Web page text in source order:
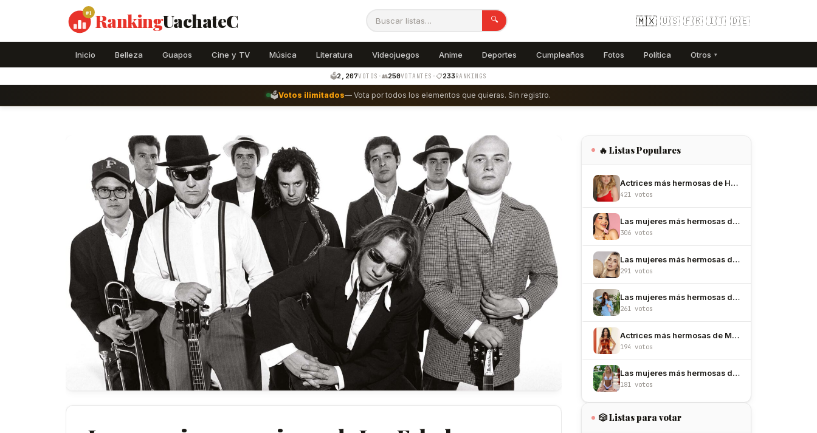
#1 RankingUachateC 🔍 🇲🇽 🇺🇸 🇫🇷 🇮🇹 🇩🇪
Inicio Belleza Guapos Cine y TV Música Literatura Videojuegos Anime Deportes Cumpleaños Fotos Política Otros ▾
🗳️2,207VOTOS ·👥250VOTANTES ·📋233RANKINGS
🗳️Votos ilimitados— Vota por todos los elementos que quieras. Sin registro.
🔥 Listas Populares
Actrices más hermosas de Hollywood
421 votos
Las mujeres más hermosas de México
306 votos
Las mujeres más hermosas de Colombia
291 votos
Las mujeres más hermosas de España
261 votos
Actrices más hermosas de México
194 votos
Las mujeres más hermosas de Argentina
181 votos
🎲 Listas para votar